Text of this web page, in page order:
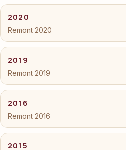
2020
Remont 2020
2019
Remont 2019
2016
Remont 2016
2015